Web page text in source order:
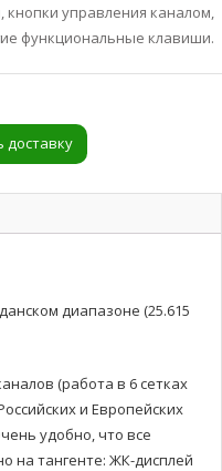
кнопки управления каналом,
функциональные клавиши.
доставку
диапазоне (25.615
(работа в 6 сетках
и Европейских
удобно, что все
на тангенте: ЖК-дисплей